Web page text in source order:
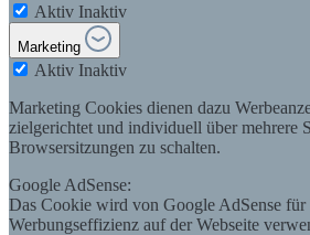
Aktiv Inaktiv
Marketing
Aktiv Inaktiv
Marketing Cookies dienen dazu
zielgerichtet und individuell über mehrere
Browsersitzungen zu schalten.
Google AdSense:
Das Cookie wird von Google AdSense für
Werbungseffizienz auf der Webseite